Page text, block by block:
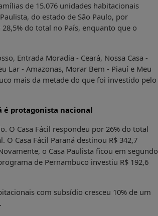
de 15.076 unidades habitacionais
do estado de São Paulo, por
do total no País, enquanto que o
Entrada Moradia - Ceará, Nossa Casa -
Lar - Amazonas, Morar Bem - Piauí e Meu
mais da metade do que foi investido pelo
é protagonista nacional
O Casa Fácil respondeu por 26% do total
Casa Fácil Paraná destinou R$ 342,7
o Casa Paulista ficou em segundo
de Pernambuco investiu R$ 192,6
com subsídio cresceu 10% de um